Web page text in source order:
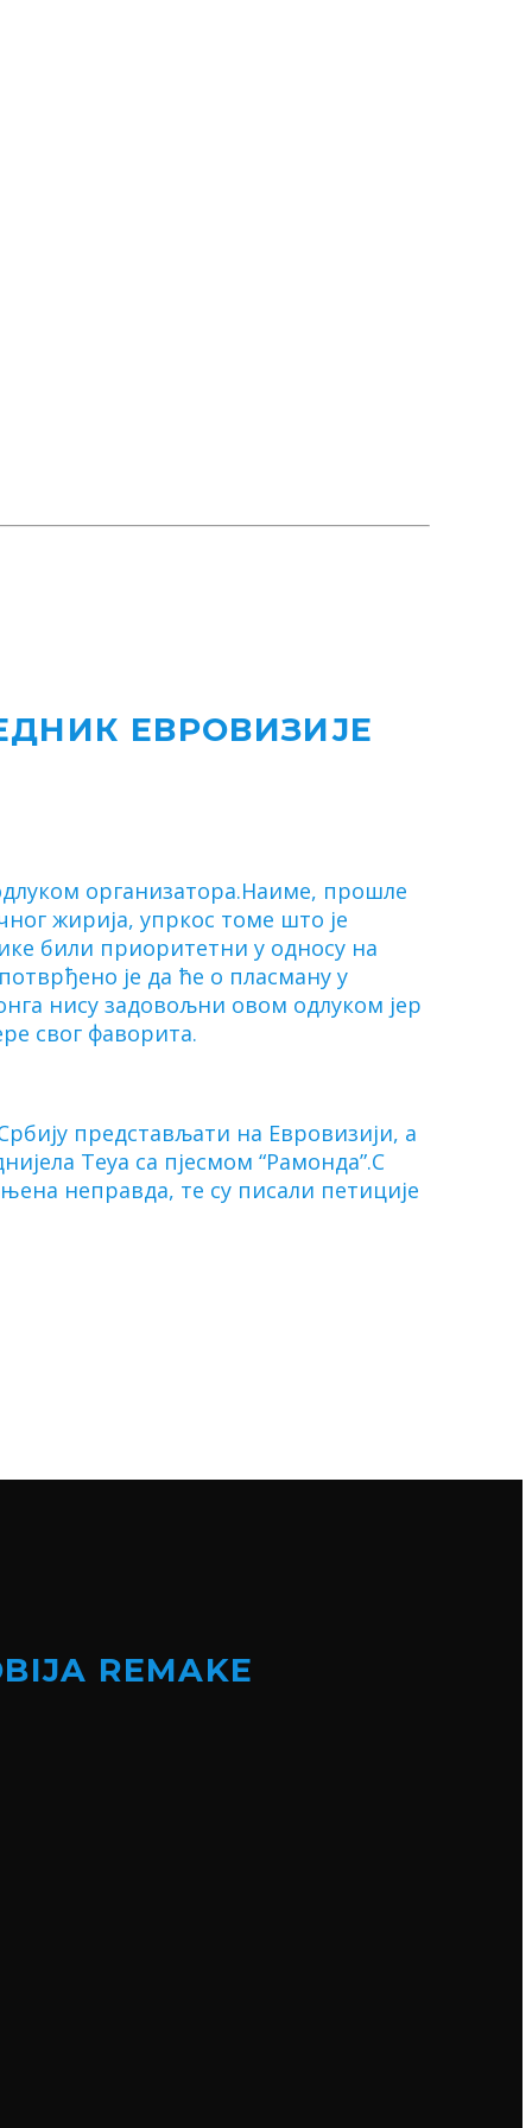
ЕВРОВИЗИЈЕ
организатора.Наиме, прошле
жирија, упркос томе што је
били приоритетни у односу на
је да ће о пласману у
нису задовољни овом одлуком јер
свог фаворита.
представљати на Евровизији, а
Теyа са пјесмом “Рамонда”.С
неправда, те су писали петиције
REMAKE